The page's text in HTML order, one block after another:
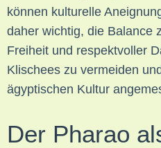
können kulturelle
daher wichtig, die Balance
Freiheit und respektvoller
Klischees zu vermeiden
ägyptischen Kultur
Der Pharao